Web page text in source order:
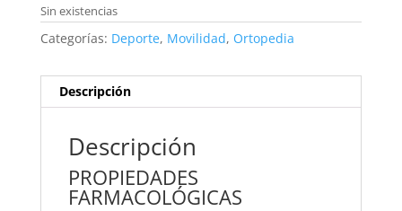
Sin existencias
Categorías: Deporte, Movilidad, Ortopedia
Descripción
Descripción
PROPIEDADES
FARMACOLÓGICAS